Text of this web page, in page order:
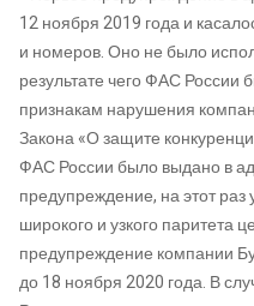
12ноября2019 годаи
и номеров. Оно не было
результате чего ФАС России
признакам нарушения
Закона«Озащите
ФАС России было выдано в
предупреждение, на этот
широкого и узкого паритета
предупреждение компании
до 18 ноября2020 года. В